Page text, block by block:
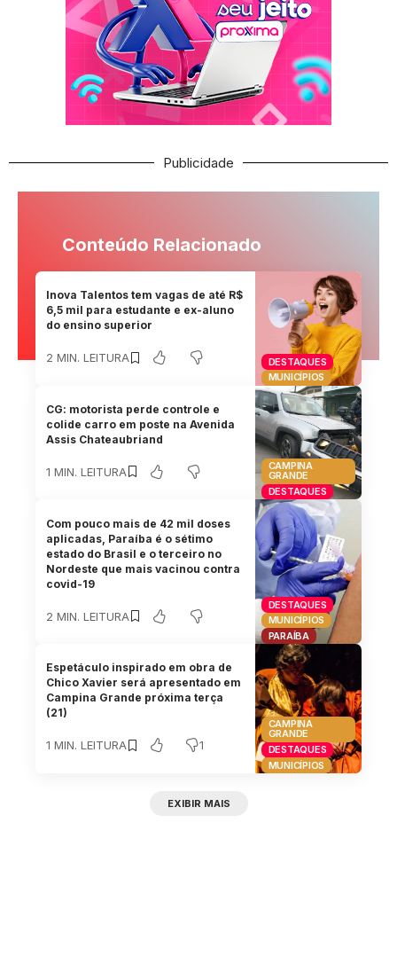
Publicidade
Conteúdo Relacionado
DESTAQUES
MUNICÍPIOS
Inova Talentos tem vagas de até R$
6,5 mil para estudante e ex-aluno
do ensino superior
2 MIN. LEITURA
CAMPINA
GRANDE
DESTAQUES
CG: motorista perde controle e
colide carro em poste na Avenida
Assis Chateaubriand
1 MIN. LEITURA
DESTAQUES
MUNICÍPIOS
PARAÍBA
Com pouco mais de 42 mil doses
aplicadas, Paraíba é o sétimo
estado do Brasil e o terceiro no
Nordeste que mais vacinou contra
covid-19
2 MIN. LEITURA
CAMPINA
GRANDE
DESTAQUES
MUNICÍPIOS
Espetáculo inspirado em obra de
Chico Xavier será apresentado em
Campina Grande próxima terça
(21)
1 MIN. LEITURA 1
EXIBIR MAIS